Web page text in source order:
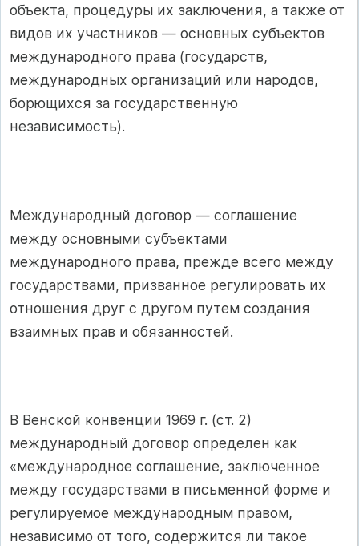
объекта, процедуры их заключения, а также от
видов их участников — основных субъектов
международного права (государств,
международных организаций или народов,
борющихся за государственную
независимость).
Международный договор — соглашение
между основными субъектами
международного права, прежде всего между
государствами, призванное регулировать их
отношения друг с другом путем создания
взаимных прав и обязанностей.
В Венской конвенции 1969 г. (ст. 2)
международный договор определен как
«международное соглашение, заключенное
между государствами в письменной форме и
регулируемое международным правом,
независимо от того, содержится ли такое